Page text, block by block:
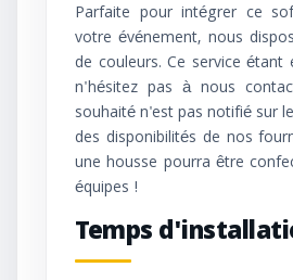
Parfaite pour intégrer ce
votre événement, nous
de couleurs. Ce service étant
n'hésitez pas à nous
souhaité n'est pas notifié sur
des disponibilités de nos
une housse pourra être
équipes !
Temps